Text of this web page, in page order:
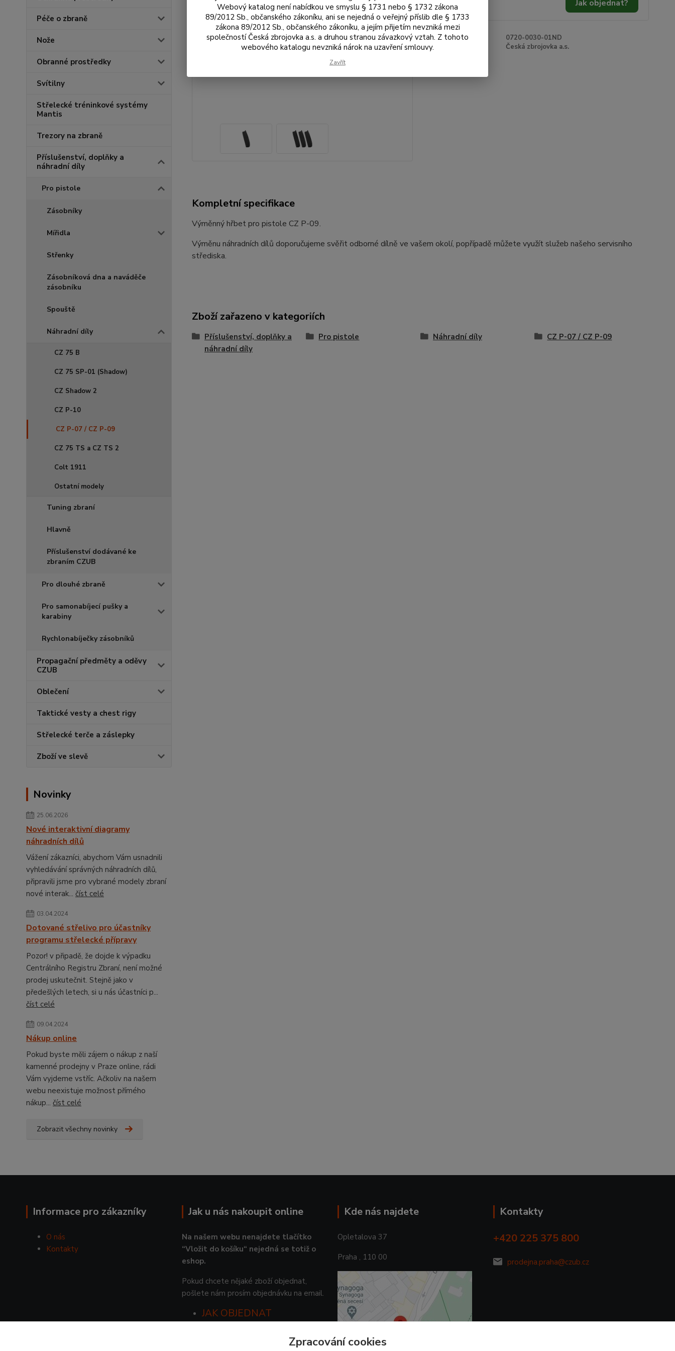
Péče o zbraně
Nože
Obranné prostředky
Svítilny
Střelecké tréninkové systémy
Mantis
Trezory na zbraně
Příslušenství, doplňky a
náhradní díly
Pro pistole
Zásobníky
Mířidla
Střenky
Zásobníková dna a naváděče
zásobníku
Spouště
Náhradní díly
CZ 75 B
CZ 75 SP-01 (Shadow)
CZ Shadow 2
CZ P-10
CZ P-07 / CZ P-09
CZ 75 TS a CZ TS 2
Colt 1911
Ostatní modely
Tuning zbraní
Hlavně
Příslušenství dodávané ke
zbraním CZUB
Pro dlouhé zbraně
Pro samonabíjecí pušky a
karabiny
Rychlonabíječky zásobníků
Propagační předměty a oděvy
CZUB
Oblečení
Taktické vesty a chest rigy
Střelecké terče a záslepky
Zboží ve slevě
Novinky
25.06.2026
Nové interaktivní diagramy
náhradních dílů
Vážení zákazníci, abychom Vám usnadnili
vyhledávání správných náhradních dílů,
připravili jsme pro vybrané modely zbraní
nové interak... číst celé
03.04.2024
Dotované střelivo pro účastníky
programu střelecké přípravy
Pozor! v připadě, že dojde k výpadku
Centrálního Registru Zbraní, není možné
prodej uskutečnit. Stejně jako v
předešlých letech, si u nás účastníci p...
číst celé
09.04.2024
Nákup online
Pokud byste měli zájem o nákup z naší
kamenné prodejny v Praze online, rádi
Vám vyjdeme vstříc. Ačkoliv na našem
webu neexistuje možnost přímého
nákup... číst celé
Zobrazit všechny novinky
82 Kč bez DPH Jak objednat?
Číslo produktu:
0720-0030-01ND
Výrobce:
Česká zbrojovka a.s.
Kompletní specifikace
Výměnný hřbet pro pistole CZ P-09.
Výměnu náhradních dílů doporučujeme svěřit odborné dílně ve vašem okolí, popřípadě můžete využít služeb našeho servisního
střediska.
Zboží zařazeno v kategoriích
Příslušenství, doplňky a
náhradní díly
Pro pistole Náhradní díly CZ P-07 / CZ P-09
Informace pro zákazníky
O nás
Kontakty
Jak u nás nakoupit online
Na našem webu nenajdete tlačítko
“Vložit do košíku“ nejedná se totiž o
eshop.
Pokud chcete nějaké zboží objednat,
pošlete nám prosím objednávku na email.
JAK OBJEDNAT
Kde nás najdete
Opletalova 37
Praha , 110 00
Kontakty
+420 225 375 800
prodejna.praha@czub.cz
Webový katalog není nabídkou ve smyslu § 1731 nebo § 1732 zákona
89/2012 Sb., občanského zákoníku, ani se nejedná o veřejný příslib dle § 1733
zákona 89/2012 Sb., občanského zákoníku, a jejím přijetím nevzniká mezi
společností Česká zbrojovka a.s. a druhou stranou závazkový vztah. Z tohoto
webového katalogu nevzniká nárok na uzavření smlouvy.
Zavřít
Zpracování cookies